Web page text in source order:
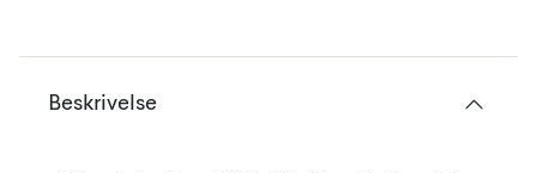
Beskrivelse